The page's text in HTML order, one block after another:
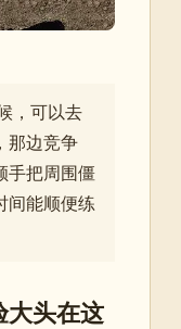
，可以去
那边竞争
手把周围僵
间能顺便练
头在这